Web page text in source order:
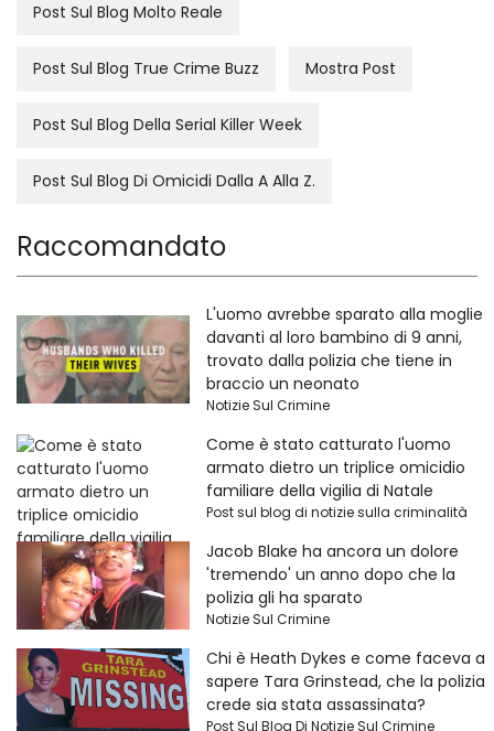
Post Sul Blog Molto Reale
Post Sul Blog True Crime Buzz Mostra Post
Post Sul Blog Della Serial Killer Week
Post Sul Blog Di Omicidi Dalla A Alla Z.
Raccomandato
L'uomo avrebbe sparato alla moglie
davanti al loro bambino di 9 anni,
trovato dalla polizia che tiene in
braccio un neonato
Notizie Sul Crimine
Come è stato catturato l'uomo
armato dietro un triplice omicidio
familiare della vigilia di Natale
Post sul blog di notizie sulla criminalità
Jacob Blake ha ancora un dolore
'tremendo' un anno dopo che la
polizia gli ha sparato
Notizie Sul Crimine
Chi è Heath Dykes e come faceva a
sapere Tara Grinstead, che la polizia
crede sia stata assassinata?
Post Sul Blog Di Notizie Sul Crimine